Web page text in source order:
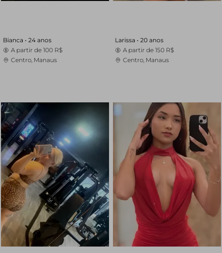
Bianca • 24 anos
A partir de 100 R$
Centro, Manaus
Larissa • 20 anos
A partir de 150 R$
Centro, Manaus